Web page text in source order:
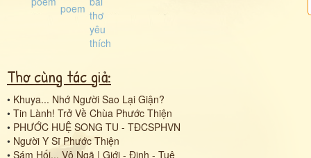
Thơ cùng tác giả:
• Khuya... Nhớ Người Sao Lại Giận?
• Tin Lành! Trở Về Chùa Phước Thiện
• PHƯỚC HUỆ SONG TU - TĐCSPHVN
• Người Y Sĩ Phước Thiện
• Sám Hối... Vô Ngã | Giới - Định - Tuệ